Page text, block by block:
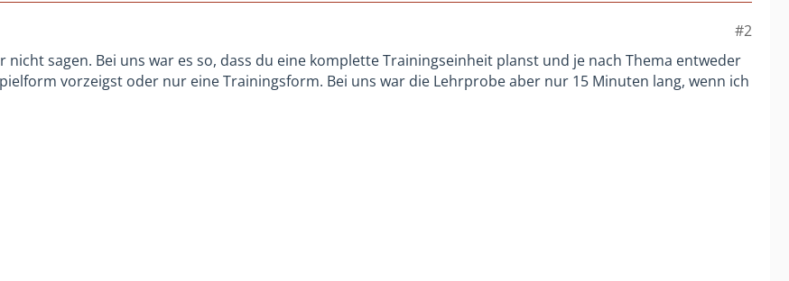
#2
nicht sagen. Bei uns war es so, dass du eine komplette Trainingseinheit planst und je nach Thema entweder
vorzeigst oder nur eine Trainingsform. Bei uns war die Lehrprobe aber nur 15 Minuten lang, wenn ich